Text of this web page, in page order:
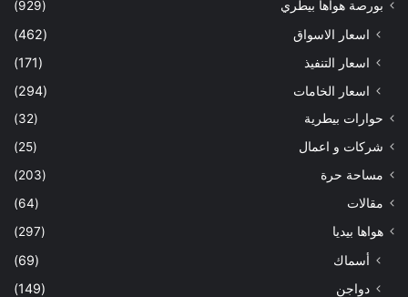
بورصة هواها بيطري (929)
اسعار الاسواق
(462)
اسعار التنفيذ
(171)
اسعار الخامات
(294)
حوارات بيطرية
(32)
شركات و اعمال
(25)
مساحة حرة
(203)
مقالات
(64)
هواها بيديا
(297)
أسماك
(69)
دواجن
(149)